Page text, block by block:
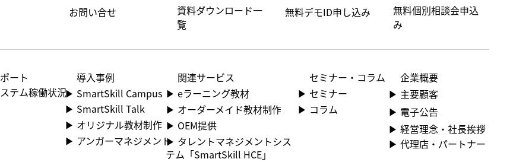
無料個別相談会申込
み
無料デモID申し込み
資料ダウンロード一
覧
お問い合せ
ート
テム稼働状況
​導入事例
▶​ SmartSkill Campus
▶​ SmartSkill Talk
▶​ オリジナル教材制作
▶​ アンガーマネジメント
関連サービス
▶ ︎eラーニング教材
▶ ︎オーダーメイド教材制作
▶ OEM提供
▶ ︎タレントマネジメントシス
テム「SmartSkill HCE」
セミナー・コラム
▶ ︎セミナー
▶ コラム
企業概要
▶ ︎主要顧客
▶ ︎電子公告
▶ ︎︎経営理念・社長挨拶
▶ ︎︎代理店・パートナー